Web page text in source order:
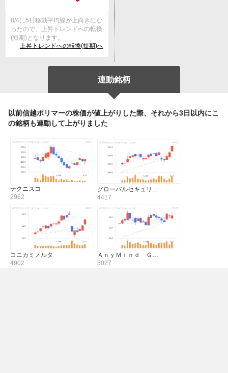
8/4に5日移動平均線が上向きにな
ったので、上昇トレンドへの転換
(短期)となります。
上昇トレンドへの転換(短期)へ
連動銘柄
以前信越ポリマーの株価が値上がりした際、それから3日以内にこ
の銘柄も連動して上がりました
テクニスコ
2962
グローバルセキュリ…
4417
コニカミノルタ
4902
ＡｎｙＭｉｎｄ Ｇ…
5027